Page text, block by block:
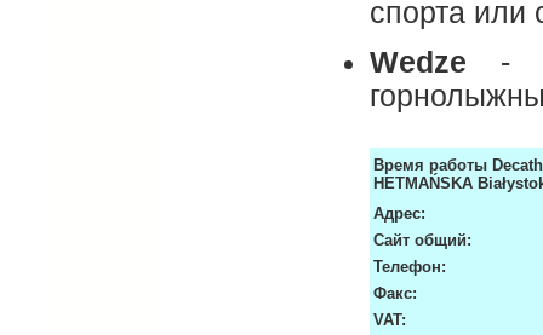
спорта или
Wedze -
Время работы
HETMAŃSKA
Адрес:
Сайт общий:
Телефон:
Факс:
VAT: